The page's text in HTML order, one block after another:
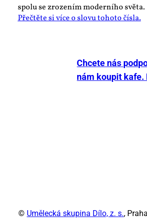
spolu se zrozením moderního světa.
Přečtěte si více o slovu tohoto čísla.
Chcete nás
nám koupit kafe.
© Umělecká skupina Dílo, z. s.,